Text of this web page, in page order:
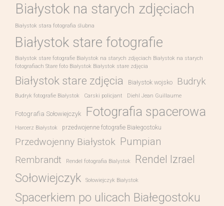
Białystok na starych zdjęciach
Białystok stara fotografia ślubna
Białystok stare fotografie
Białystok stare fotografie Białystok na starych zdjęciach Białystok na starych
fotografiach Stare foto Białystok Białystok stare zdjęcia
Białystok stare zdjęcia Białystok wojsko Budryk
Budryk fotografie Białystok Carski policjant Diehl Jean Guillaume
Fotografia Sołowiejczyk Fotografia spacerowa
Harcerz Białystok przedwojenne fotografie Białegostoku
Przedwojenny Białystok Pumpian
Rembrandt Rendel fotografia Bialystok Rendel Izrael
Sołowiejczyk Sołowiejczyk Białystok
Spacerkiem po ulicach Białegostoku